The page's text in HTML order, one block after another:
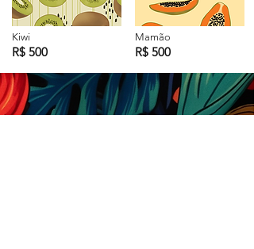
Kiwi
R$ 500
Mamão
R$ 500